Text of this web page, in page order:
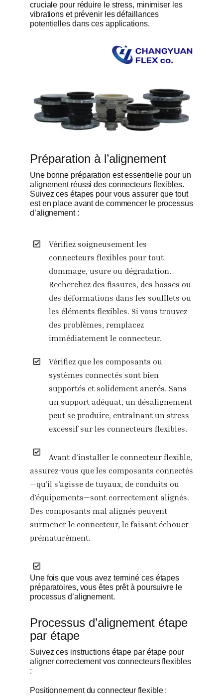
cruciale pour réduire le stress, minimiser les
vibrations et prévenir les défaillances
potentielles dans ces applications.
Préparation à l’alignement
Une bonne préparation est essentielle pour un
alignement réussi des connecteurs flexibles.
Suivez ces étapes pour vous assurer que tout
est en place avant de commencer le processus
d’alignement :
Vérifiez soigneusement les
connecteurs flexibles pour tout
dommage, usure ou dégradation.
Recherchez des fissures, des bosses ou
des déformations dans les soufflets ou
les éléments flexibles. Si vous trouvez
des problèmes, remplacez
immédiatement le connecteur.
Vérifiez que les composants ou
systèmes connectés sont bien
supportés et solidement ancrés. Sans
un support adéquat, un désalignement
peut se produire, entraînant un stress
excessif sur les connecteurs flexibles.
Avant d’installer le connecteur flexible,
assurez-vous que les composants connectés
—qu’il s’agisse de tuyaux, de conduits ou
d’équipements—sont correctement alignés.
Des composants mal alignés peuvent
surmener le connecteur, le faisant échouer
prématurément.
Une fois que vous avez terminé ces étapes
préparatoires, vous êtes prêt à poursuivre le
processus d’alignement.
Processus d’alignement étape
par étape
Suivez ces instructions étape par étape pour
aligner correctement vos connecteurs flexibles
:
Positionnement du connecteur flexible :